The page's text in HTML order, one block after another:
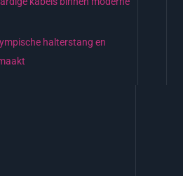
halterstang en